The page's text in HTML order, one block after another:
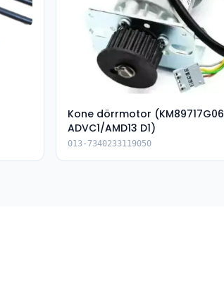
Kone dörrmotor (KM89717G06
ADVC1/AMD13 D1)
013-7340233119050